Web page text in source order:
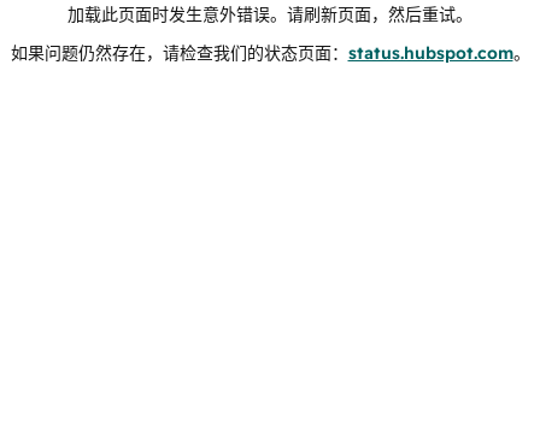
加载此页面时发生意外错误。请刷新页面，然后重试。
如果问题仍然存在，请检查我们的状态页面： status.hubspot.com。